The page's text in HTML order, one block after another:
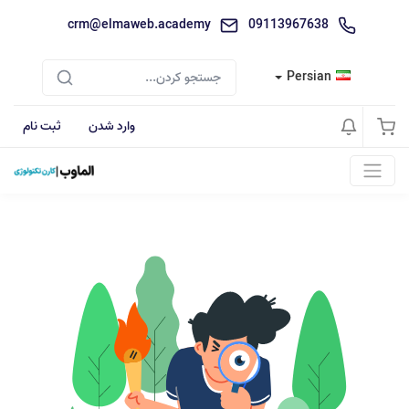
09113967638
crm@elmaweb.academy
Persian
وارد شدن ثبت نام